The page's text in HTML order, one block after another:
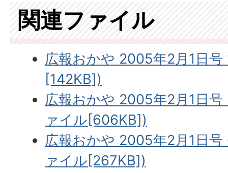
関連ファイル
広報おかや 2005年2月1日
[142KB])
広報おかや 2005年2月1日
ァイル[606KB])
広報おかや 2005年2月1日
ァイル[267KB])